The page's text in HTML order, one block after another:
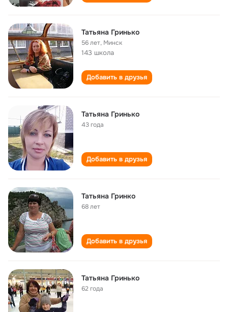
Татьяна Гринько
56 лет, Минск
143 школа
Добавить в друзья
Татьяна Гринько
43 года
Добавить в друзья
Татьяна Гринко
68 лет
Добавить в друзья
Татьяна Гринько
62 года